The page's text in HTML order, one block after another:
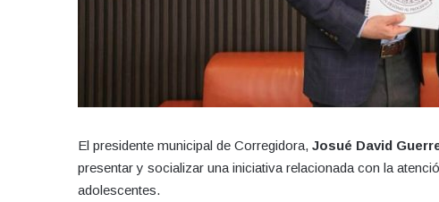
El presidente municipal de Corregidora, Josué David
presentar y socializar una iniciativa relacionada con la
adolescentes.